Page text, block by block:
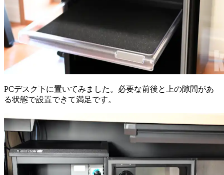
PCデスク下に置いてみました。必要な前後と上の隙間があ
る状態で設置できて満足です。